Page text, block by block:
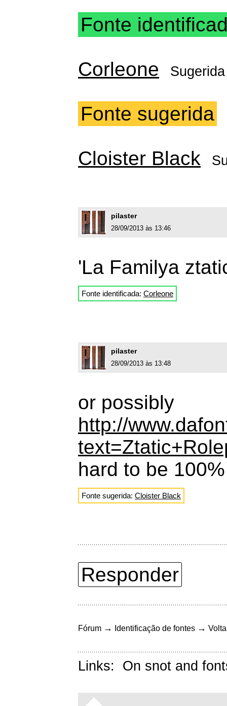
Fonte
Corleone
Fonte sugerida
Cloister Black
pilaster
28/09/2013 às 13:46
'La Familya
Fonte identificada: Corleone
pilaster
28/09/2013 às 13:48
or possibly
http://
hard to be
Fonte sugerida: Cloister Black
Responder
Fórum → Identificação de fontes →
Links: On snot and